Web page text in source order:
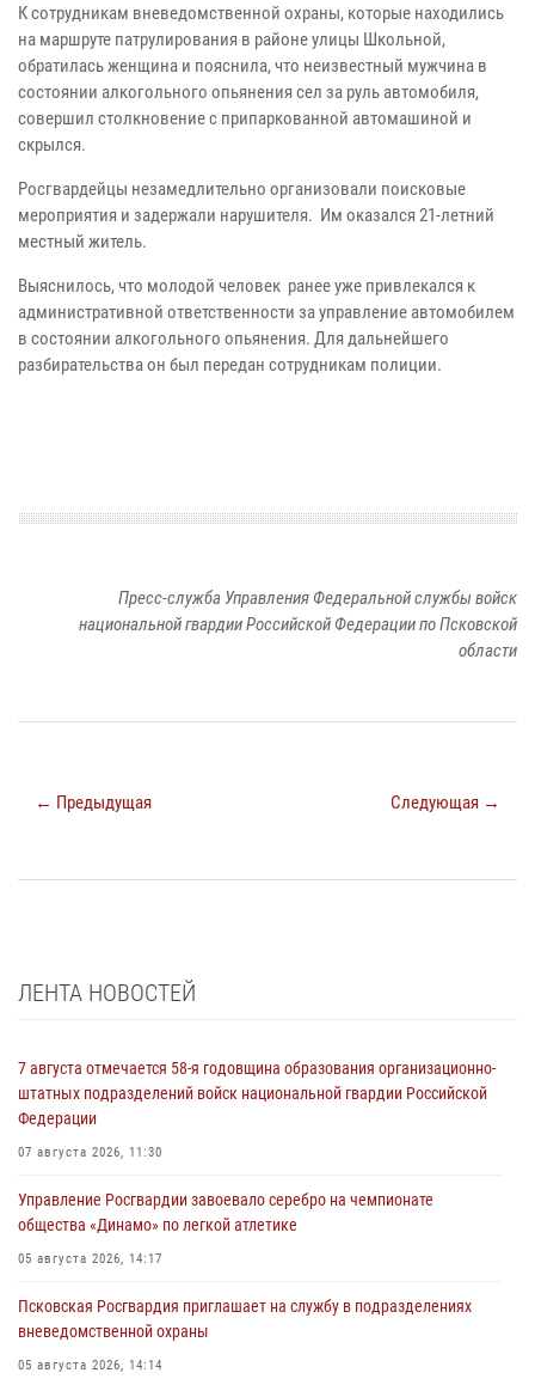
К сотрудникам вневедомственной охраны, которые находились
на маршруте патрулирования в районе улицы Школьной,
обратилась женщина и пояснила, что неизвестный мужчина в
состоянии алкогольного опьянения сел за руль автомобиля,
совершил столкновение с припаркованной автомашиной и
скрылся.
Росгвардейцы незамедлительно организовали поисковые
мероприятия и задержали нарушителя. Им оказался 21-летний
местный житель.
Выяснилось, что молодой человек ранее уже привлекался к
административной ответственности за управление автомобилем
в состоянии алкогольного опьянения. Для дальнейшего
разбирательства он был передан сотрудникам полиции.
Пресс-служба Управления Федеральной службы войск
национальной гвардии Российской Федерации по Псковской
области
← Предыдущая Следующая →
ЛЕНТА НОВОСТЕЙ
7 августа отмечается 58-я годовщина образования организационно-
штатных подразделений войск национальной гвардии Российской
Федерации
07 августа 2026, 11:30
Управление Росгвардии завоевало серебро на чемпионате
общества «Динамо» по легкой атлетике
05 августа 2026, 14:17
Псковская Росгвардия приглашает на службу в подразделениях
вневедомственной охраны
05 августа 2026, 14:14